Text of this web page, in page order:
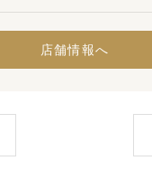
店舗情報へ